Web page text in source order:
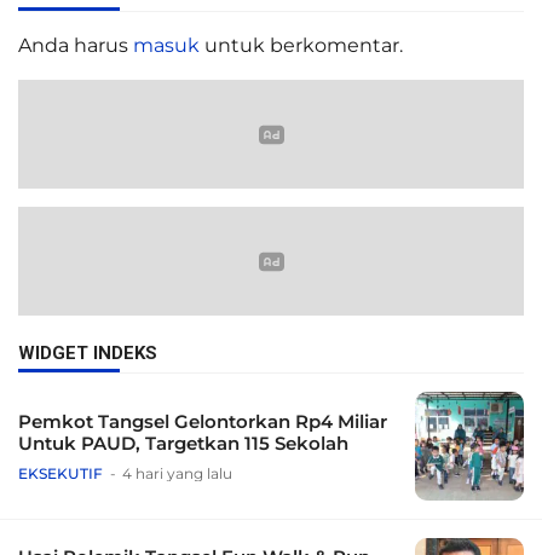
Anda harus masuk untuk berkomentar.
WIDGET INDEKS
Pemkot Tangsel Gelontorkan Rp4 Miliar
Untuk PAUD, Targetkan 115 Sekolah
EKSEKUTIF 4 hari yang lalu